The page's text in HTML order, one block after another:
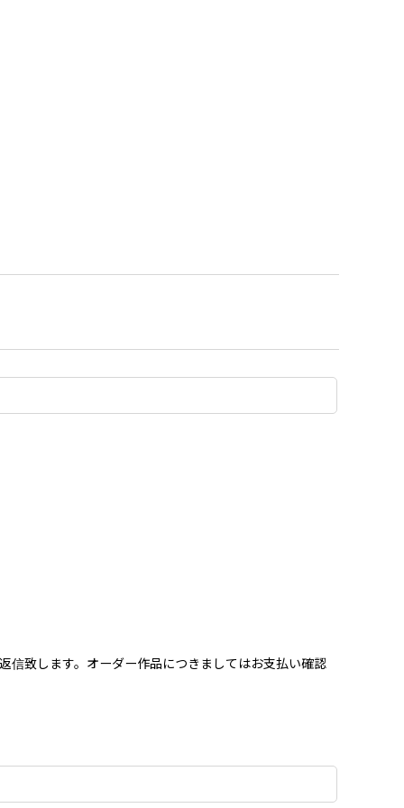
信致します。オーダー作品につきましてはお支払い確認